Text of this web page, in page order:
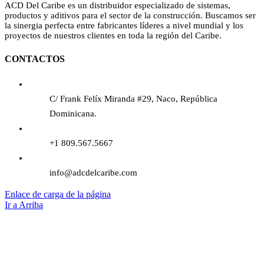
ACD Del Caribe es un distribuidor especializado de sistemas,
productos y aditivos para el sector de la construcción. Buscamos ser
la sinergia perfecta entre fabricantes líderes a nivel mundial y los
proyectos de nuestros clientes en toda la región del Caribe.
CONTACTOS
C/ Frank Felíx Miranda #29, Naco, República
Dominicana.
+1 809.567.5667
info@adcdelcaribe.com
Enlace de carga de la página
Ir a Arriba